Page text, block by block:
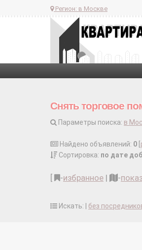
Регион: в Москве
Снять торговое
Параметры поиска: в
Найдено объявлений: 0
Сортировка: по дате
-избранное | -
Искать: | без